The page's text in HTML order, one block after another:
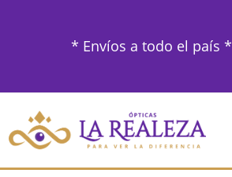
* Envíos a todo el país *